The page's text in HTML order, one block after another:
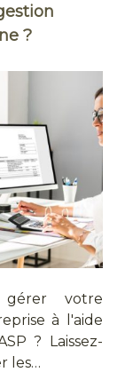
?
votre
à l'aide
? Laissez-
les…